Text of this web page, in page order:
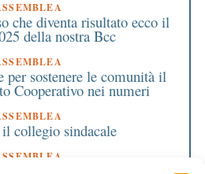
che diventa risultato ecco il
della nostra Bcc
per sostenere le comunità il
Cooperativo nei numeri
collegio sindacale